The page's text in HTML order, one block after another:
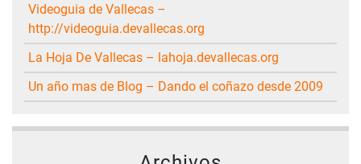
Videoguia de Vallecas –
http://videoguia.devallecas.org
La Hoja De Vallecas – lahoja.devallecas.org
Un año mas de Blog – Dando el coñazo desde 2009